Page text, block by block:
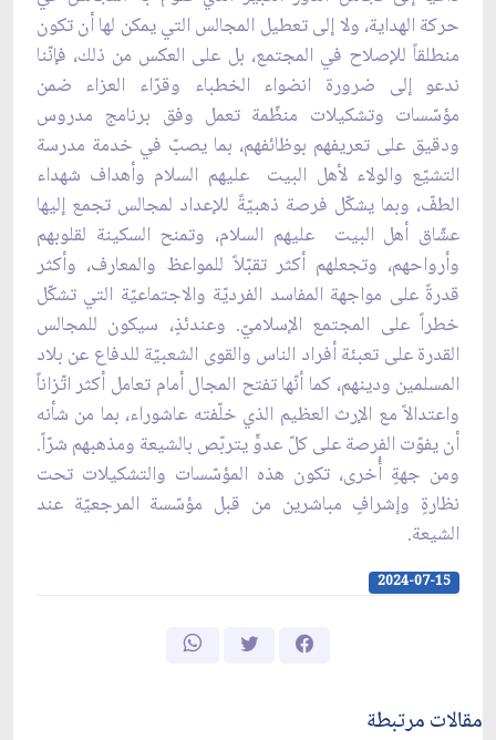
حركة الهداية، ولا إلى تعطيل المجالس التي يمكن لها أن تكون
منطلقاً للإصلاح في المجتمع، بل على العكس من ذلك، فإنّنا
ندعو إلى ضرورة انضواء الخطباء وقرّاء العزاء ضمن
مؤسّسات وتشكيلات منظّمة تعمل وفق برنامج مدروس
ودقيق على تعريفهم بوظائفهم، بما يصبّ في خدمة مدرسة
التشيّع والولاء لأهل البيت عليهم السلام وأهداف شهداء
الطفّ، وبما يشكّل فرصة ذهبيّةً للإعداد لمجالس تجمع إليها
عشّاق أهل البيت عليهم السلام، وتمنح السكينة لقلوبهم
وأرواحهم، وتجعلهم أكثر تقبّلاً للمواعظ والمعارف، وأكثر
قدرةً على مواجهة المفاسد الفرديّة والاجتماعيّة التي تشكّل
خطراً على المجتمع الإسلاميّ. وعندئذٍ، سيكون للمجالس
القدرة على تعبئة أفراد الناس والقوى الشعبيّة للدفاع عن بلاد
المسلمين ودينهم، كما أنّها تفتح المجال أمام تعامل أكثر اتّزاناً
واعتدالاً مع الإرث العظيم الذي خلّفته عاشوراء، بما من شأنه
أن يفوّت الفرصة على كلّ عدوٍّ يتربّص بالشيعة ومذهبهم شرّاً.
ومن جهةٍ أُخرى، تكون هذه المؤسّسات والتشكيلات تحت
نظارةٍ وإشرافٍ مباشرين من قبل مؤسّسة المرجعيّة عند
الشيعة.
2024-07-15
مقالات مرتبطة